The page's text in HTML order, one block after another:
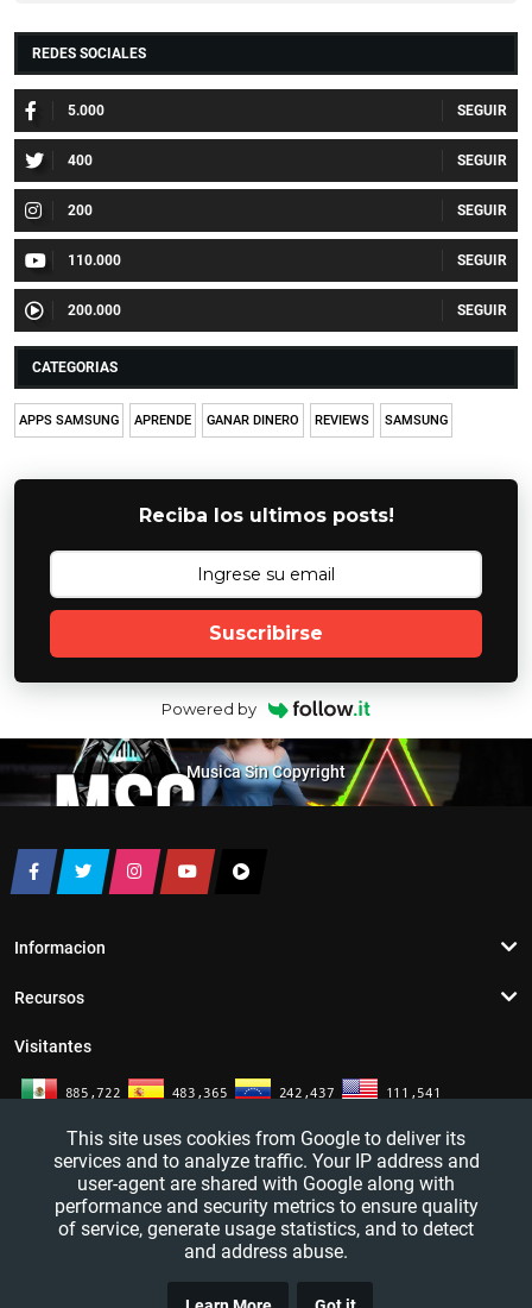
REDES SOCIALES
5.000
400
200
110.000
200.000
CATEGORIAS
APPS SAMSUNG APRENDE GANAR DINERO REVIEWS SAMSUNG
Reciba los ultimos posts!
Suscribirse
Powered by
Musica Sin Copyright
Informacion
Recursos
Visitantes
This site uses cookies from Google to deliver its
services and to analyze traffic. Your IP address and
user-agent are shared with Google along with
performance and security metrics to ensure quality
of service, generate usage statistics, and to detect
and address abuse.